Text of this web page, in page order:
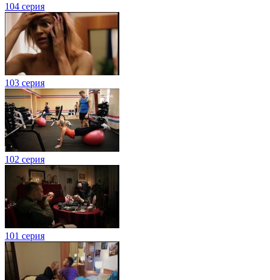
104 серия
103 серия
102 серия
101 серия